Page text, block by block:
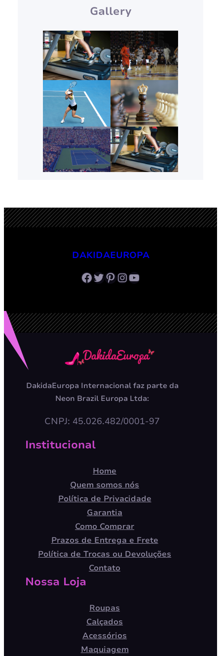
Gallery
DAKIDAEUROPA
Facebook Twitter Pinterest InstagramYoutube
DakidaEuropa Internacional faz parte da
Neon Brazil Europa Ltda:
CNPJ: 45.026.482/0001-97
Institucional
Home
Quem somos nós
Política de Privacidade
Garantia
Como Comprar
Prazos de Entrega e Frete
Política de Trocas ou Devoluções
Contato
Nossa Loja
Roupas
Calçados
Acessórios
Maquiagem